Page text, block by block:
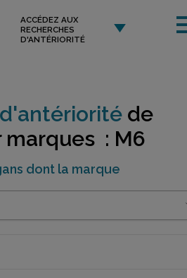
ACCÉDEZ AUX
RECHERCHES
D'ANTÉRIORITÉ
de
marques : M6
dont la marque